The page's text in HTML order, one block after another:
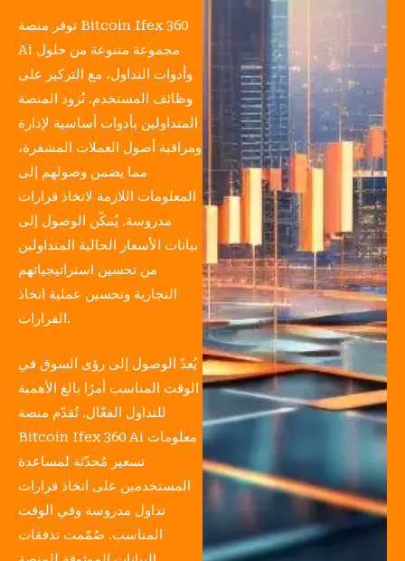
توفر منصة Bitcoin Ifex 360
Ai مجموعة متنوعة من حلول
وأدوات التداول، مع التركيز على
وظائف المستخدم. تُزود المنصة
المتداولين بأدوات أساسية لإدارة
ومراقبة أصول العملات المشفرة،
مما يضمن وصولهم إلى
المعلومات اللازمة لاتخاذ قرارات
مدروسة. يُمكّن الوصول إلى
بيانات الأسعار الحالية المتداولين
من تحسين استراتيجياتهم
التجارية وتحسين عملية اتخاذ
القرارات.
يُعدّ الوصول إلى رؤى السوق في
الوقت المناسب أمرًا بالغ الأهمية
للتداول الفعّال. تُقدّم منصة
Bitcoin Ifex 360 Ai معلومات
تسعير مُحدّثة لمساعدة
المستخدمين على اتخاذ قرارات
تداول مدروسة وفي الوقت
المناسب. صُمّمت تدفقات